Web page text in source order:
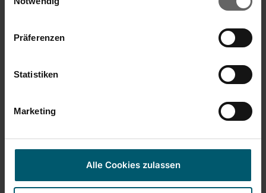
Präferenzen
Statistiken
Marketing
Alle Cookies zulassen
deinen Sauerstoffgehalt im Blut und hat
Ausreichend Bewegung im
wenn du dich körperlich betätigst, bist du
Solchermaßen ausgeschlafen, startest du
amnächsten Morgen fit und vital in den Tag.
Du hast über dieSommermonate hart
trainiertund neue Muskeln aufgebaut? Dann
solltest du auch im Winter an diesem Erfolg
festhalten. Denn nur, wenn du dich in der